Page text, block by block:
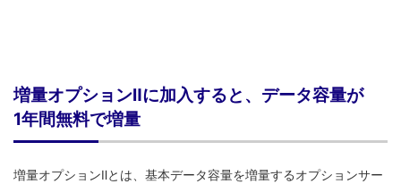
増量オプションⅡに加入すると、データ容量が
1年間無料で増量
増量オプションⅡとは、基本データ容量を増量するオプションサー